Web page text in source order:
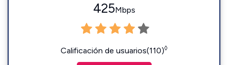
425Mbps
Calificación de usuarios(110)◊